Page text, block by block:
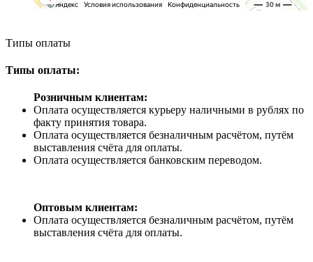
Типы оплаты
Типы оплаты:
Розничным клиентам:
Оплата осуществляется курьеру наличными в рублях по
факту принятия товара.
Оплата осуществляется безналичным расчётом, путём
выставления счёта для оплаты.
Оплата осуществляется банковским переводом.
Оптовым клиентам:
Оплата осуществляется безналичным расчётом, путём
выставления счёта для оплаты.